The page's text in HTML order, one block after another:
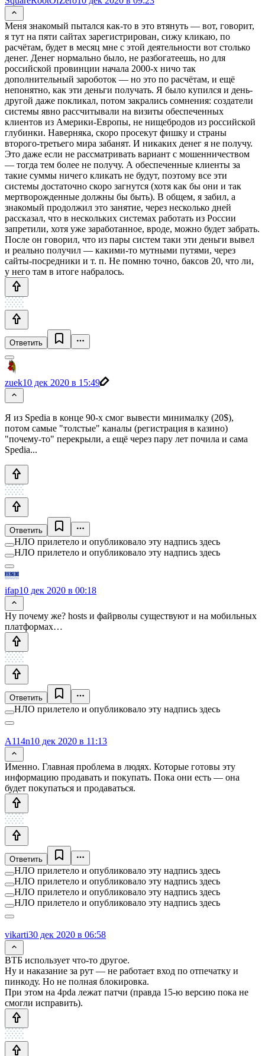
Меня знакомый пытался как-то в это втянуть — вот, говорит,
я тут на пяти сайтах зарегистрирован, сижу кликаю, по
расчётам, будет в месяц мне с этой деятельности вот столько
денег. Денег нормально было, не разбогатеешь, но для
российской провинции начала 2000-х ничо так
дополнительный зароботок — но это по расчётам, и ещё
непонятно, как эти деньги получать. Я было купился и день-
другой даже покликал, потом закрались сомнения: создатели
системы явно рассчитывали на визиты обеспеченных
клиентов из Америки-Европы, не нищебродов из российской
глубинки. Наверняка, скоро просекут фишку и страны
второго-третьего мира забанят. И никаких денег я не получу.
Это даже если не рассматривать вариант с мошенничеством
— тогда тем более не получу. А обеспеченные клиенты за
такие суммы ничего кликать не будут, поэтому все эти
системы достаточно скоро загнутся (хотя как бы они и так
мертворожденные должны бы быть). В общем, я забил, а
знакомый продолжил это занятие, через несколько дней
рассказал, что в нескольких системах работать из России
запретили, хотя уже заработанное, вроде, можно будет забрать.
После он говорил, что из пары систем таки эти деньги вывел
и реально получил — какими-то мутными путями, через
сайты-посредники и т. п. Не помню точно, баксов 20, что ли,
у него там в итоге набралось.
Ответить
zuek10 дек 2020 в 15:49
Я из Spedia в конце 90-х смог вывести минималку (20$),
потом самые "толстые" каналы (регистрация в казино)
"почему-то" перекрыли, а ещё через пару лет почила и сама
Spedia...
Ответить
НЛО прилетело и опубликовало эту надпись здесь
НЛО прилетело и опубликовало эту надпись здесь
ifap10 дек 2020 в 00:18
Ну почему же? hosts и файрволы существуют и на мобильных
платформах…
Ответить
НЛО прилетело и опубликовало эту надпись здесь
A114n10 дек 2020 в 11:13
Именно. Главная проблема в людях. Которые готовы эту
информацию продавать и покупать. Пока они есть — она
будет покупаться и продаваться.
Ответить
НЛО прилетело и опубликовало эту надпись здесь
НЛО прилетело и опубликовало эту надпись здесь
НЛО прилетело и опубликовало эту надпись здесь
НЛО прилетело и опубликовало эту надпись здесь
vikarti30 дек 2020 в 06:58
ВТБ использует что-то другое.
Ну и наказание за рут — не работает вход по отпечатку и
пинкоду. Но не полная блокировка.
При этом на 4pda лежат патчи (правда 15-ю версию пока не
смогли исправить).